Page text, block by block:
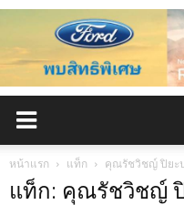
หน้าแรก แท็ก คุณรัชวิชญ์ ปิยะ
แท็ก: คุณรัชวิชญ์